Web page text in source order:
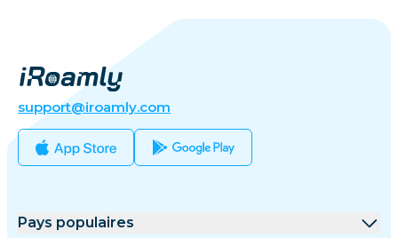
support@iroamly.com
Pays populaires